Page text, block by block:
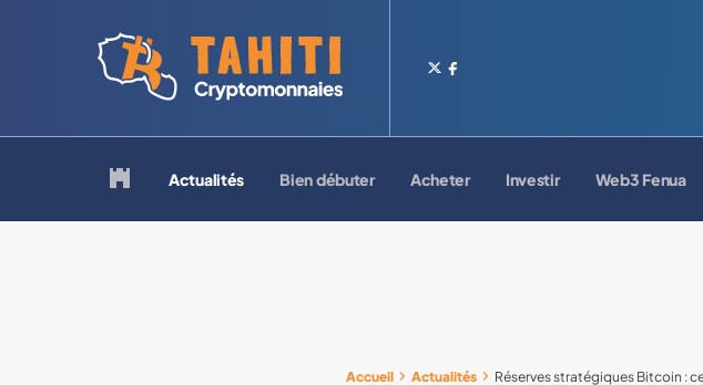
Retour à la page d'accueil
Actualités Bien débuter Acheter Investir Web3 Fenua
Accueil Actualités Réserves stratégiques Bitcoin :